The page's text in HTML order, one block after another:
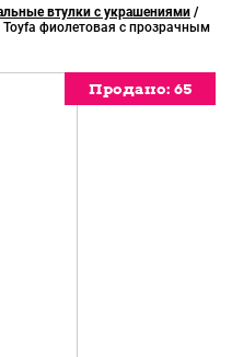
втулки с украшениями /
Toyfa фиолетовая с прозрачным
Продано: 65
Продано: 65
Продано: 65
Продано: 65
Продано: 65
Продано: 65
Продано: 65
Продано: 65
Продано: 65